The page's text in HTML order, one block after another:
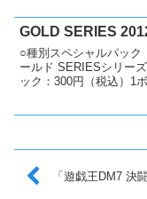
GOLD SERIES
○種別スペシャルパッ
ールド SERIESシリー
ック：300円（税込）1
「遊戯王DM7 決